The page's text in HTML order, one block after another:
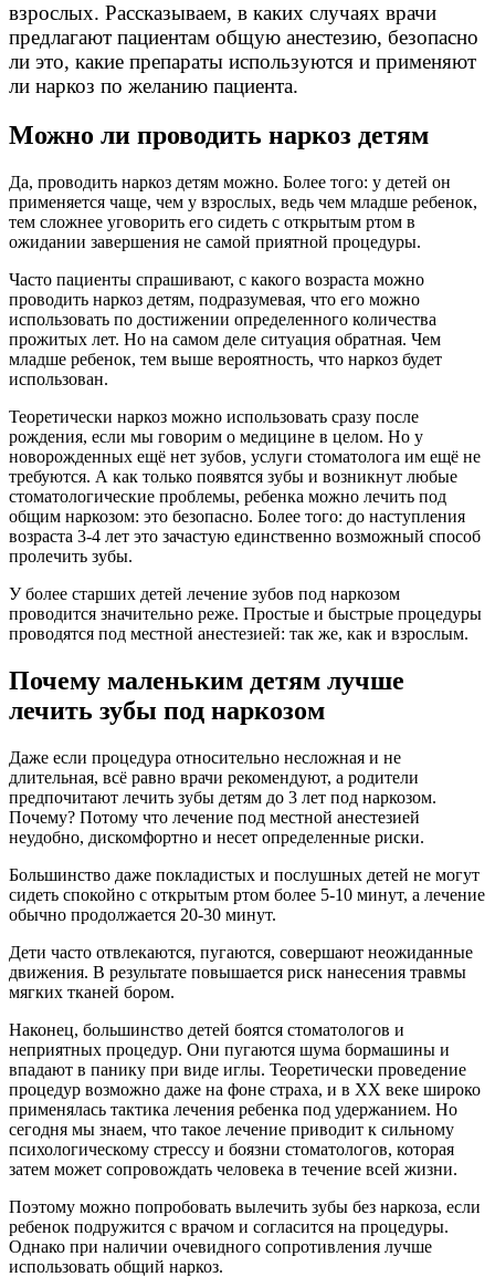
взрослых. Рассказываем, в каких случаях врачи
предлагают пациентам общую анестезию, безопасно
ли это, какие препараты используются и применяют
ли наркоз по желанию пациента.
Можно ли проводить наркоз детям
Да, проводить наркоз детям можно. Более того: у детей он
применяется чаще, чем у взрослых, ведь чем младше ребенок,
тем сложнее уговорить его сидеть с открытым ртом в
ожидании завершения не самой приятной процедуры.
Часто пациенты спрашивают, с какого возраста можно
проводить наркоз детям, подразумевая, что его можно
использовать по достижении определенного количества
прожитых лет. Но на самом деле ситуация обратная. Чем
младше ребенок, тем выше вероятность, что наркоз будет
использован.
Теоретически наркоз можно использовать сразу после
рождения, если мы говорим о медицине в целом. Но у
новорожденных ещё нет зубов, услуги стоматолога им ещё не
требуются. А как только появятся зубы и возникнут любые
стоматологические проблемы, ребенка можно лечить под
общим наркозом: это безопасно. Более того: до наступления
возраста 3-4 лет это зачастую единственно возможный способ
пролечить зубы.
У более старших детей лечение зубов под наркозом
проводится значительно реже. Простые и быстрые процедуры
проводятся под местной анестезией: так же, как и взрослым.
Почему маленьким детям лучше
лечить зубы под наркозом
Даже если процедура относительно несложная и не
длительная, всё равно врачи рекомендуют, а родители
предпочитают лечить зубы детям до 3 лет под наркозом.
Почему? Потому что лечение под местной анестезией
неудобно, дискомфортно и несет определенные риски.
Большинство даже покладистых и послушных детей не могут
сидеть спокойно с открытым ртом более 5-10 минут, а лечение
обычно продолжается 20-30 минут.
Дети часто отвлекаются, пугаются, совершают неожиданные
движения. В результате повышается риск нанесения травмы
мягких тканей бором.
Наконец, большинство детей боятся стоматологов и
неприятных процедур. Они пугаются шума бормашины и
впадают в панику при виде иглы. Теоретически проведение
процедур возможно даже на фоне страха, и в ХХ веке широко
применялась тактика лечения ребенка под удержанием. Но
сегодня мы знаем, что такое лечение приводит к сильному
психологическому стрессу и боязни стоматологов, которая
затем может сопровождать человека в течение всей жизни.
Поэтому можно попробовать вылечить зубы без наркоза, если
ребенок подружится с врачом и согласится на процедуры.
Однако при наличии очевидного сопротивления лучше
использовать общий наркоз.